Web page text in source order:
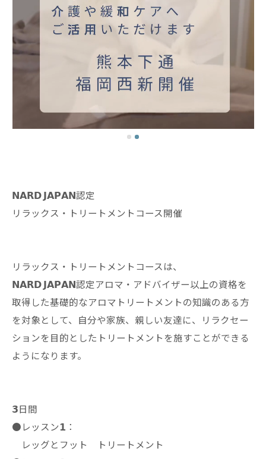
𝗡𝗔𝗥𝗗 𝗝𝗔𝗣𝗔𝗡認定
リラックス・トリートメントコース開催
リラックス・トリートメントコースは、
𝗡𝗔𝗥𝗗 𝗝𝗔𝗣𝗔𝗡認定アロマ・アドバイザー以上の資格を
取得した基礎的なアロマトリートメントの知識のある方
を対象として、自分や家族、親しい友達に、リラクセー
ションを目的としたトリートメントを施すことができる
ようになります。
𝟯日間
●レッスン𝟭：
レッグとフット トリートメント